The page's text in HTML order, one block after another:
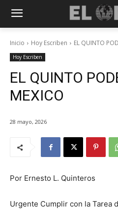
Inicio Hoy Escriben EL QUINTO
Hoy Escriben
EL QUINTO
MEXICO
28 mayo, 2026
Por Ernesto L. Quinteros
Urgente Cumplir con la Tarea